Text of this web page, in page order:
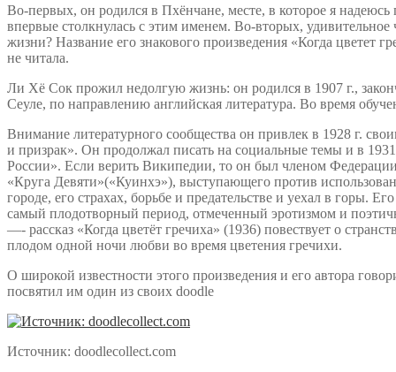
Во-первых, он родился в Пхёнчане, месте, в которое я
впервые столкнулась с этим именем. Во-вторых,
жизни? Название его знакового произведения «Когда цветет
не читала.
Ли Хё Сок прожил недолгую жизнь: он родился в 1907 г.,
Сеуле, по направлению английская литература. Во время
Внимание литературного сообщества он привлек в 1928 г.
и призрак». Он продолжал писать на социальные темы и в
России». Если верить Википедии, то он был членом
«Круга Девяти»(«Куинхэ»), выступающего против
городе, его страхах, борьбе и предательстве и уехал в горы.
самый плодотворный период, отмеченный эротизмом и
—- рассказ «Когда цветёт гречиха» (1936) повествует о
плодом одной ночи любви во время цветения гречихи.
О широкой известности этого произведения и его автора
посвятил им один из своих doodle
Источник: doodlecollect.com